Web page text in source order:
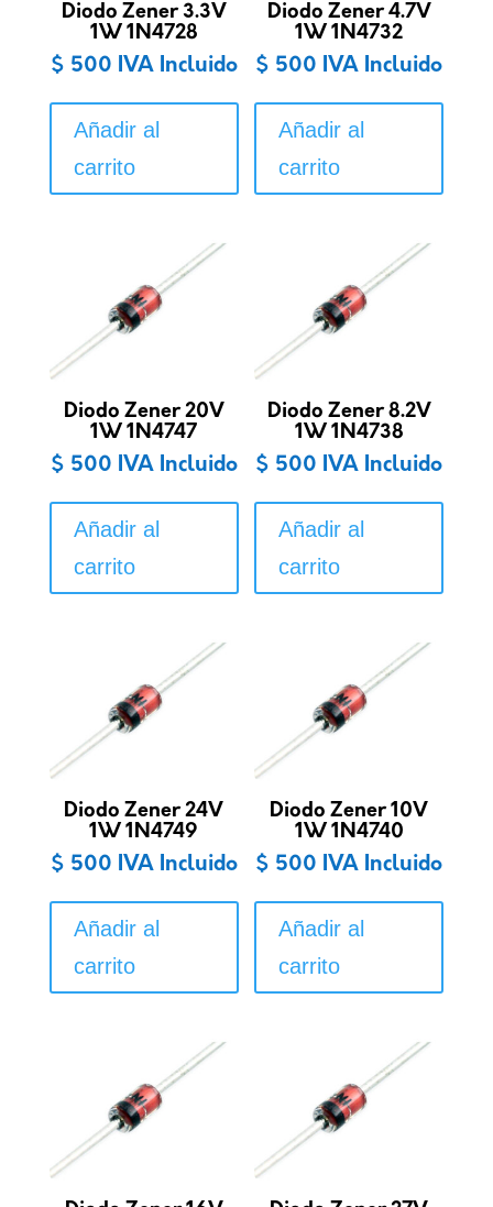
Diodo Zener 3.3V
1W 1N4728
$ 500 IVA Incluido
Añadir al
carrito
Diodo Zener 4.7V
1W 1N4732
$ 500 IVA Incluido
Añadir al
carrito
Diodo Zener 20V
1W 1N4747
$ 500 IVA Incluido
Añadir al
carrito
Diodo Zener 8.2V
1W 1N4738
$ 500 IVA Incluido
Añadir al
carrito
Diodo Zener 24V
1W 1N4749
$ 500 IVA Incluido
Añadir al
carrito
Diodo Zener 10V
1W 1N4740
$ 500 IVA Incluido
Añadir al
carrito